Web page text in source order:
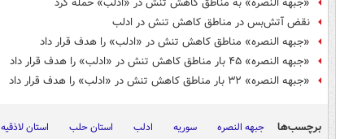
«جبهه النصره» به مناطق کاهش تنش در «ادلب» حمله کرد
نقض آتش‌بس در مناطق کاهش تنش در ادلب
«جبهه النصره» مناطق کاهش تنش در «ادلب» را هدف قرار داد
«جبهه النصره» ۴۵ بار مناطق کاهش تنش در «ادلب» را هدف قرار داد
«جبهه النصره» ۳۲ بار مناطق کاهش تنش در «ادلب» را هدف قرار داد
برچسب‌ها جبهه النصره سوریه ادلب استان حلب استان لاذقیه